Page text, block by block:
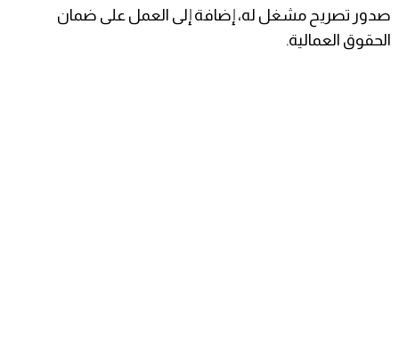
صدور تصريح مشغل له، إضافة إلى العمل على ضمان
الحقوق العمالية.